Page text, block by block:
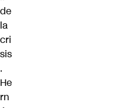
de
la
cri
sis
.
He
rn